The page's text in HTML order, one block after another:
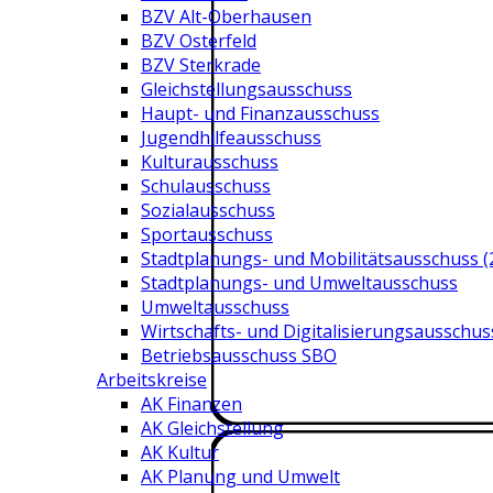
BZV Alt-Oberhausen
BZV Osterfeld
BZV Sterkrade
Gleichstellungsausschuss
Haupt- und Finanzausschuss
Jugendhilfeausschuss
Kulturausschuss
Schulausschuss
Sozialausschuss
Sportausschuss
Stadtplanungs- und Mobilitätsausschuss
Stadtplanungs- und Umweltausschuss
Umweltausschuss
Wirtschafts- und
Betriebsausschuss SBO
Arbeitskreise
AK Finanzen
AK Gleichstellung
AK Kultur
AK Planung und Umwelt